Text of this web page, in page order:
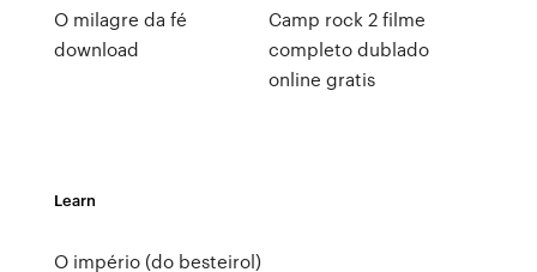
O milagre da fé
download
Camp rock 2 filme
completo dublado
online gratis
Learn
O império (do besteirol)